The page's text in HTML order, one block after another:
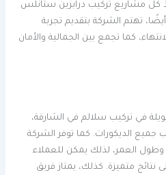
كل مشاريع تركيب درابزين ستانلس
تهتم الشركة بتقديم تجربة
كما تجمع بين الجمالية والأمان
في تركيب سلالم في الشارقة،
الديكورات. كما توفر الشركة
وطول العمر، لذلك يمكن للعملاء
نتائج متميزة. كذلك، يمتاز فريق